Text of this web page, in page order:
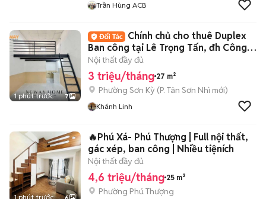
Trần Hùng ACB
1 phút trước 7
Chính chủ cho thuê Duplex
Ban công tại Lê Trọng Tấn, đh Công
Thương
Nội thất đầy đủ
3 triệu/tháng 27 m²
Phường Sơn Kỳ (P. Tân Sơn Nhì mới)
Khánh Linh
1 phút trước 6
🔥Phú Xá- Phú Thượng | Full nội thất,
gác xép, ban công | Nhiều tiệních
Nội thất đầy đủ
4,6 triệu/tháng 25 m²
Phường Phú Thượng